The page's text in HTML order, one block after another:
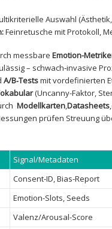
Auswahl
Feinretusche mit Protokoll,
messbare Emotion-
– schwach‑invasive
A/B‑Testsmit vordefinierten
(Uncanny-Faktor,
Modellkarten,Datasheets
prüfen ‍Streuung
Signal/Metadaten
Consent-ID, Bias-Report
Emotion-Slots, Seeds
Valenz/Arousal-Score